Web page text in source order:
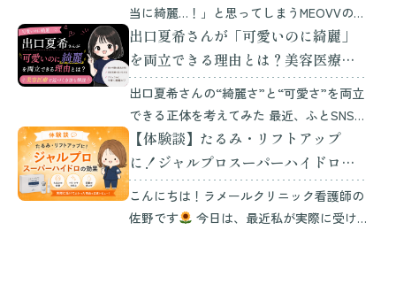
当に綺麗…！」と思ってしまうMEOVVの
ANNAちゃん。 派手なメイクをしているわ
けではないのに、なぜこんなにも目を引く
のでしょうか？
今回は美容 […]
出口夏希さんが「可愛いのに綺麗」
を両立できる理由とは？美容医療で
近づく方法も解説
出口夏希さんの“綺麗さ”と“可愛さ”を両立
できる正体を考えてみた 最近、ふとSNSや
ドラマを見ていて思ったこと。 「この人、
可愛いのにちゃんと綺麗…」 そう感じたの
が、出口夏希さんでした。 ただ可愛いだけ
じゃない。でも、 […]
【体験談】たるみ・リフトアップ
に！ジャルプロスーパーハイドロの
効果
こんにちは！ラメールクリニック看護師の
佐野です
今日は、最近私が実際に受け